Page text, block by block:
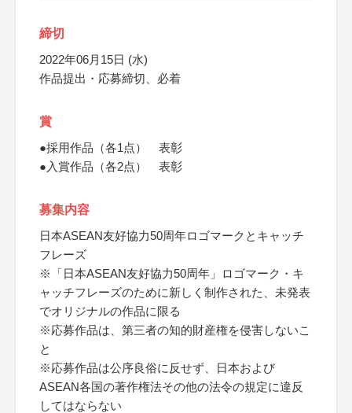
締切
2022年06月15日 (水)
作品提出・応募締切、必着
賞
●採用作品（各1点） 表彰
●入賞作品（各2点） 表彰
募集内容
日本ASEAN友好協力50周年ロゴマークとキャッチ
フレーズ
※「日本ASEAN友好協力50周年」ロゴマーク・キ
ャッチフレーズのために新しく制作された、未発表
でオリジナルの作品に限る
※応募作品は、第三者の知的財産権を侵害しないこ
と
※応募作品は公序良俗に反せず、日本および
ASEAN各国の著作権法その他の法令の規定に違反
してはならない